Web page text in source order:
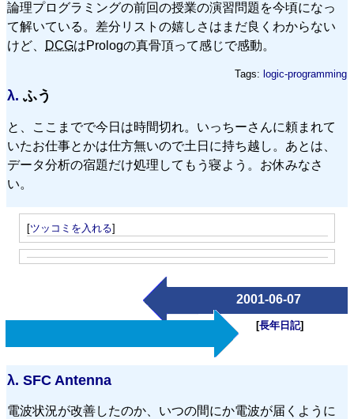
論理プログラミングの前回の授業の演習問題を今頃になっ
て解いている。差分リストの嬉しさはまだ良くわからない
けど、
DCGはPrologの真骨頂って感じで感動。
Tags: logic-programming
λ. ふう
と、ここまでで今日は時間切れ。いっちーさんに頼まれて
いたお仕事とかは仕方無いので土日に持ち越し。あとは、
データ分析の宿題だけ処理してもう寝よう。お休みなさ
い。
[ツッコミを入れる]
2001-06-07
[長年日記]
λ. SFC Antenna
電波状況が改善したのか、いつの間にか電波が届くように